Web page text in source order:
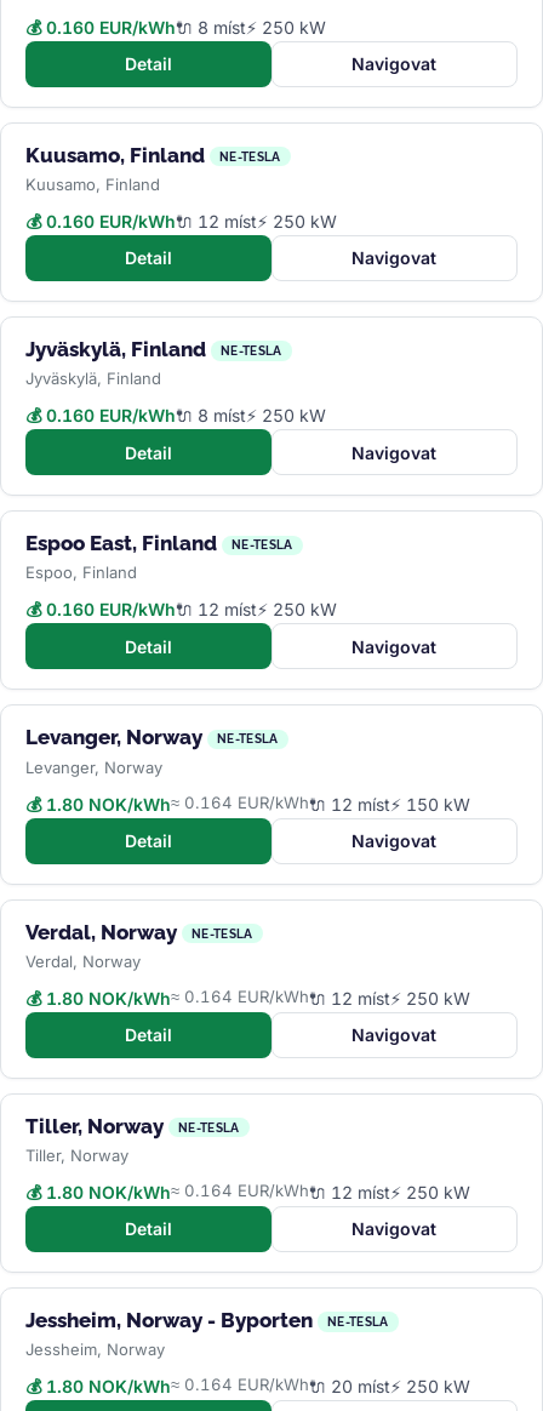
💰 0.160 EUR/kWh🔌 8 míst⚡ 250 kW
Detail
Navigovat
Kuusamo, Finland NE-TESLA
Kuusamo, Finland
💰 0.160 EUR/kWh🔌 12 míst⚡ 250 kW
Detail
Navigovat
Jyväskylä, Finland NE-TESLA
Jyväskylä, Finland
💰 0.160 EUR/kWh🔌 8 míst⚡ 250 kW
Detail
Navigovat
Espoo East, Finland NE-TESLA
Espoo, Finland
💰 0.160 EUR/kWh🔌 12 míst⚡ 250 kW
Detail
Navigovat
Levanger, Norway NE-TESLA
Levanger, Norway
💰 1.80 NOK/kWh≈ 0.164 EUR/kWh🔌 12 míst⚡ 150 kW
Detail
Navigovat
Verdal, Norway NE-TESLA
Verdal, Norway
💰 1.80 NOK/kWh≈ 0.164 EUR/kWh🔌 12 míst⚡ 250 kW
Detail
Navigovat
Tiller, Norway NE-TESLA
Tiller, Norway
💰 1.80 NOK/kWh≈ 0.164 EUR/kWh🔌 12 míst⚡ 250 kW
Detail
Navigovat
Jessheim, Norway - Byporten NE-TESLA
Jessheim, Norway
💰 1.80 NOK/kWh≈ 0.164 EUR/kWh🔌 20 míst⚡ 250 kW